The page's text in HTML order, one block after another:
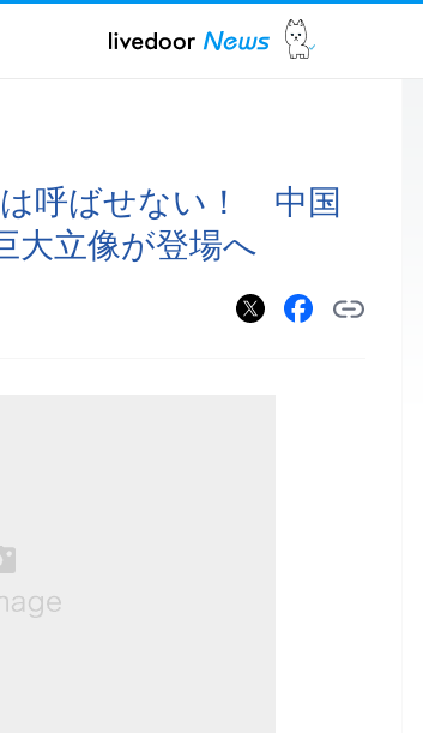
は呼ばせない！ 中国
大立像が登場へ